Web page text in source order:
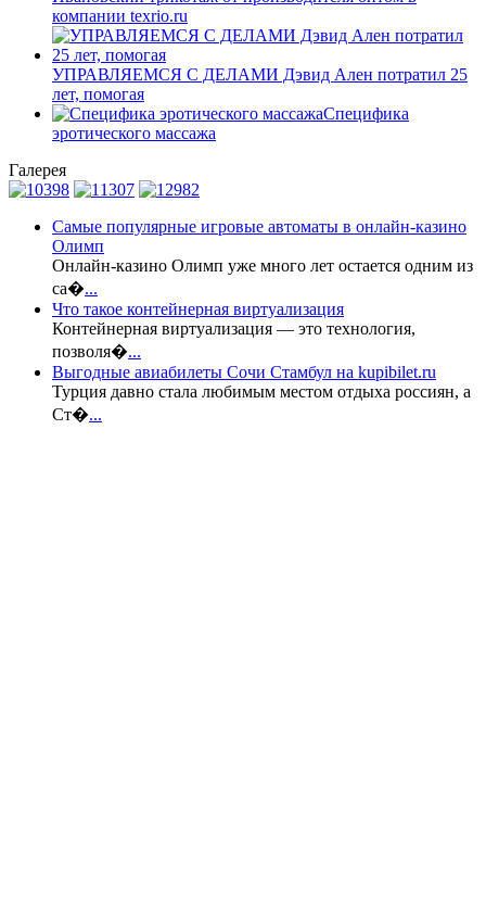
компании texrio.ru
УПРАВЛЯЕМСЯ С ДЕЛАМИ Дэвид Ален потратил 25
лет, помогая
Специфика
эротического массажа
Галерея
Самые популярные игровые автоматы в онлайн-казино
Олимп
Онлайн-казино Олимп уже много лет остается одним из
са�...
Что такое контейнерная виртуализация
Контейнерная виртуализация — это технология,
позволя�...
Выгодные авиабилеты Сочи Стамбул на kupibilet.ru
Турция давно стала любимым местом отдыха россиян, а
Ст�...